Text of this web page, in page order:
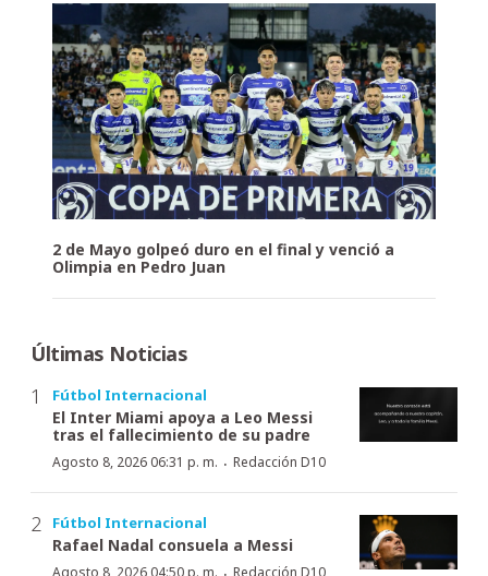
2 de Mayo golpeó duro en el final y venció a
Olimpia en Pedro Juan
Últimas Noticias
Fútbol Internacional
El Inter Miami apoya a Leo Messi
tras el fallecimiento de su padre
Agosto 8, 2026 06:31 p. m. · Redacción D10
Fútbol Internacional
Rafael Nadal consuela a Messi
Agosto 8, 2026 04:50 p. m. Redacción D10